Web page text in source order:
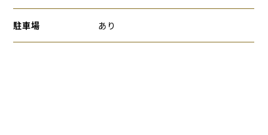
駐車場 あり